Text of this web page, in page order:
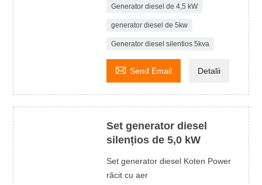
Generator diesel de 4,5 kW
generator diesel de 5kw
Generator diesel silentios 5kva
 Send Email Detalii
Set generator diesel
silențios de 5,0 kW
Set generator diesel Koten Power
răcit cu aer